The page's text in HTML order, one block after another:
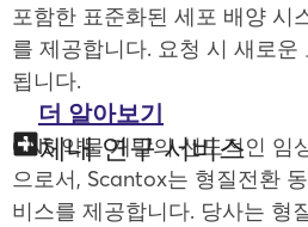
포함한 표준화된 세포 배양 시
를 제공합니다. 요청 시 새로
됩니다.
더 알아보기
체내 연구 서비스
CNS 약물 개발의 선도적인 임
으로서, Scantox는 형질전환
비스를 제공합니다. 당사는 형